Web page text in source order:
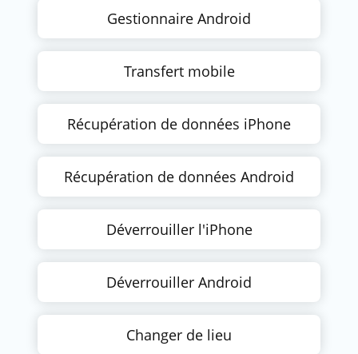
Gestionnaire Android
Transfert mobile
Récupération de données iPhone
Récupération de données Android
Déverrouiller l'iPhone
Déverrouiller Android
Changer de lieu